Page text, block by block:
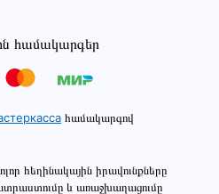
համակարգեր
համակարգով
հեղինակային իրավունքները
և առաջխաղացումը